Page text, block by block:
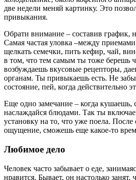
две недели меняй картинку. Это
привыкания.
Обрати внимание – составив график,
Самая частая уловка –между
щелкать семечки, пить кефир, чай,
в том, что тем самым ты тоже берешь
возбуждаешь вкусовые рецепторы,
органам. Ты привыкаешь есть. Не
состояние, пей, когда действительно
Еще одно замечание – когда кушаешь,
наслаждайся блюдами. Так ты
установку на то, что уже поела.
ощущение, сможешь еще какое-то
Любимое дело
Человек часто забывает о еде,
нравится. Бывает, он настолько занят,